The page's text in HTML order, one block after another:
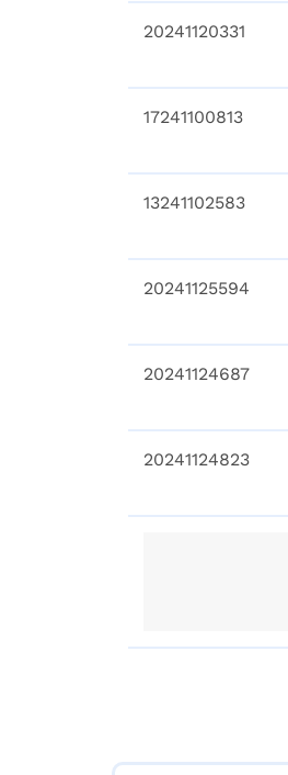
20241120331
17241100813
13241102583
20241125594
20241124687
20241124823